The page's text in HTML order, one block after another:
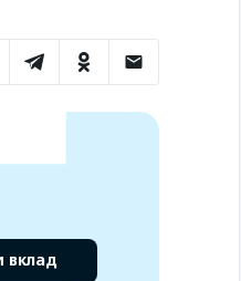
вклад